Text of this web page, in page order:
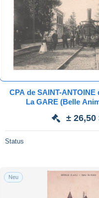
CPA de SAINT-ANTOINE
La GARE (Belle
± 26,50
Status
Neu